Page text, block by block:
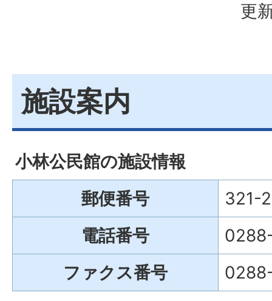
更
施設案内
小林公民館の施設情報
郵便番号
321-
電話番号
ファクス番号